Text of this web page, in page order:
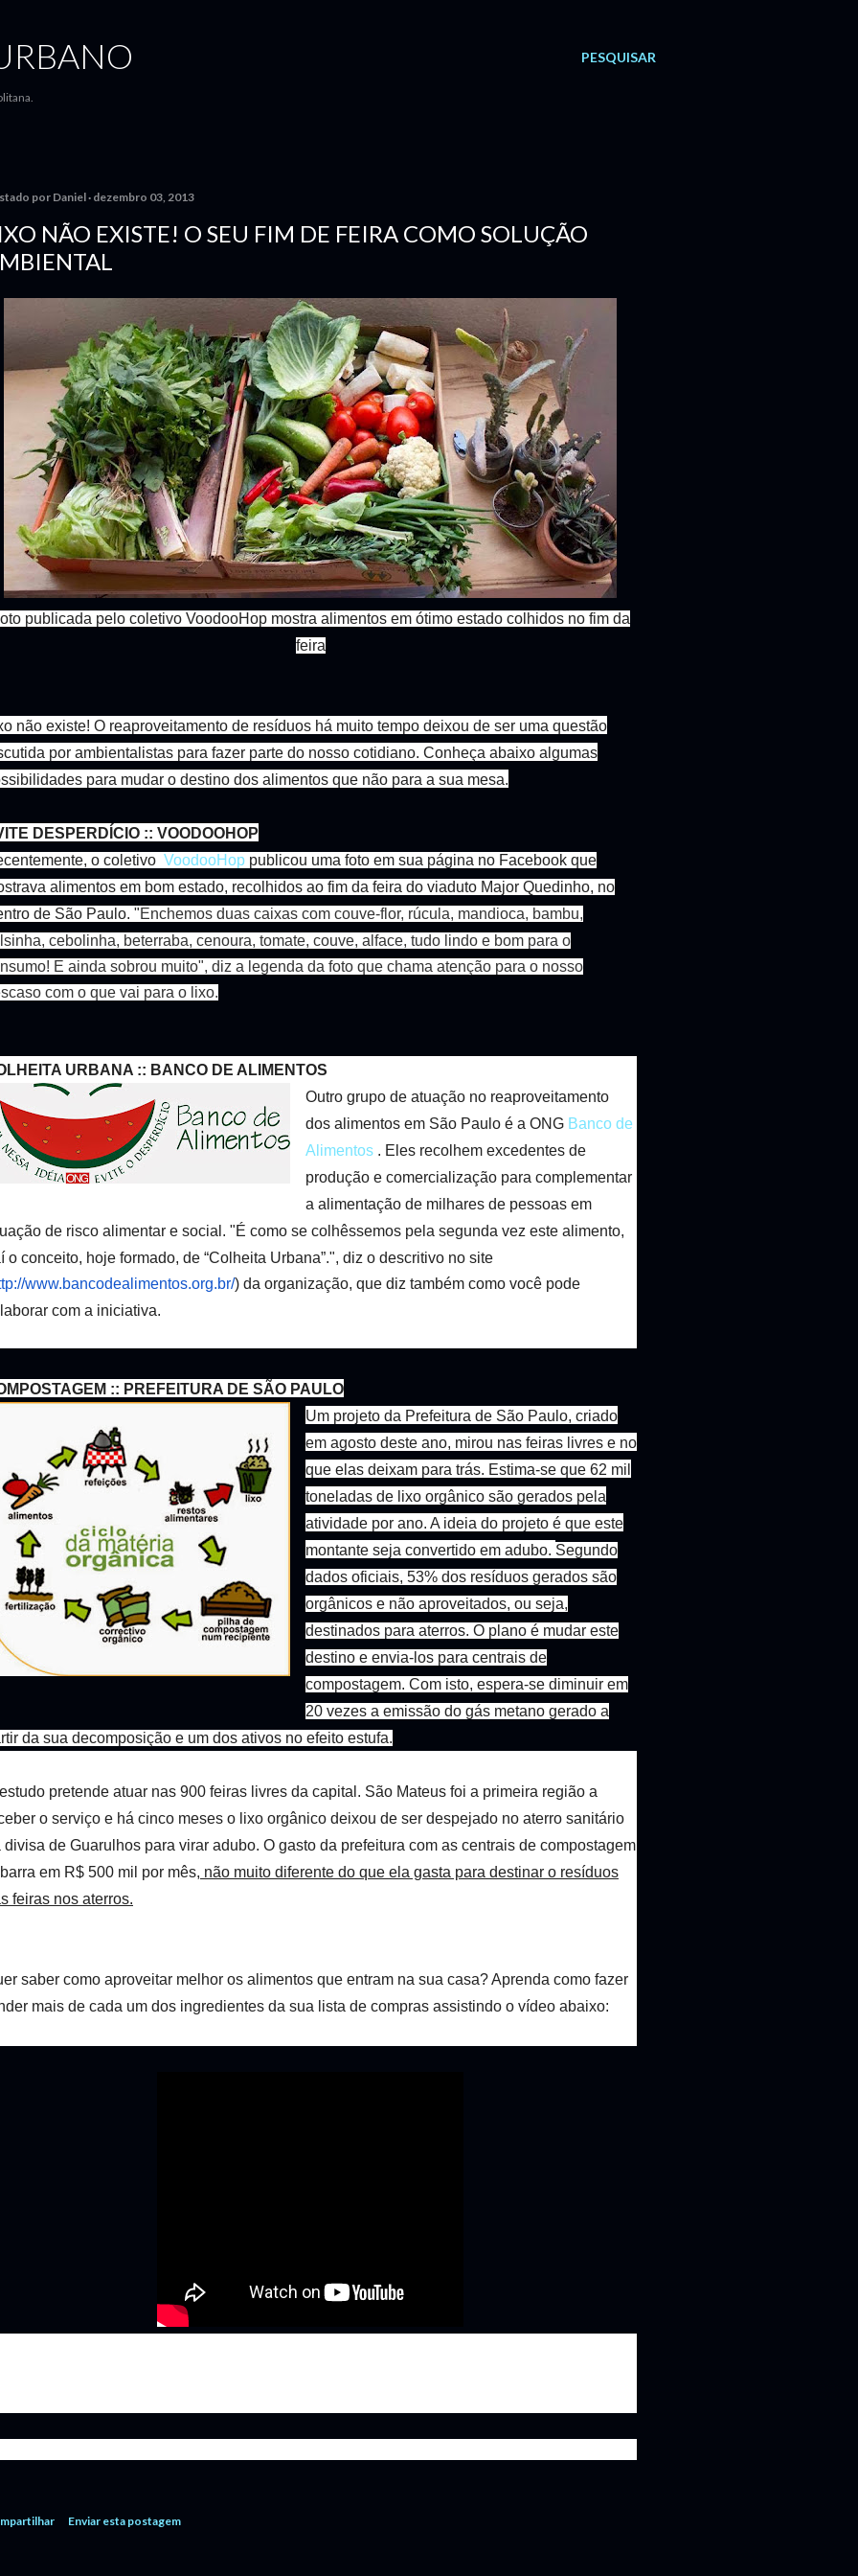
PESQUISAR
por Daniel dezembro 03, 2013
NÃO EXISTE! O SEU FIM DE FEIRA COMO SOLUÇÃO
publicada pelo coletivo VoodooHop mostra alimentos em ótimo estado colhidos no fim da
feira
não existe! O reaproveitamento de resíduos há muito tempo deixou de ser uma questão
por ambientalistas para fazer parte do nosso cotidiano. Conheça abaixo algumas
para mudar o destino dos alimentos que não para a sua mesa.
DESPERDÍCIO :: VOODOOHOP
o coletivo VoodooHop publicou uma foto em sua página no Facebook que
alimentos em bom estado, recolhidos ao fim da feira do viaduto Major Quedinho, no
de São Paulo. "Enchemos duas caixas com couve-flor, rúcula, mandioca, bambu,
cebolinha, beterraba, cenoura, tomate, couve, alface, tudo lindo e bom para o
E ainda sobrou muito", diz a legenda da foto que chama atenção para o nosso
com o que vai para o lixo.
URBANA :: BANCO DE ALIMENTOS
Outro grupo de atuação no reaproveitamento
dos alimentos em São Paulo é a ONG Banco de
Alimentos . Eles recolhem excedentes de
produção e comercialização para complementar
a alimentação de milhares de pessoas em
de risco alimentar e social. "É como se colhêssemos pela segunda vez este alimento,
o conceito, hoje formado, de “Colheita Urbana”.", diz o descritivo no site
www.bancodealimentos.org.br/) da organização, que diz também como você pode
com a iniciativa.
:: PREFEITURA DE SÃO PAULO
Um projeto da Prefeitura de São Paulo, criado
em agosto deste ano, mirou nas feiras livres e no
que elas deixam para trás. Estima-se que 62 mil
toneladas de lixo orgânico são gerados pela
atividade por ano. A ideia do projeto é que este
montante seja convertido em adubo. Segundo
dados oficiais, 53% dos resíduos gerados são
orgânicos e não aproveitados, ou seja,
destinados para aterros. O plano é mudar este
destino e envia-los para centrais de
compostagem. Com isto, espera-se diminuir em
20 vezes a emissão do gás metano gerado a
da sua decomposição e um dos ativos no efeito estufa.
pretende atuar nas 900 feiras livres da capital. São Mateus foi a primeira região a
o serviço e há cinco meses o lixo orgânico deixou de ser despejado no aterro sanitário
divisa de Guarulhos para virar adubo. O gasto da prefeitura com as centrais de compostagem
em R$ 500 mil por mês, não muito diferente do que ela gasta para destinar o resíduos
feiras nos aterros.
saber como aproveitar melhor os alimentos que entram na sua casa? Aprenda como fazer
mais de cada um dos ingredientes da sua lista de compras assistindo o vídeo abaixo:
Enviar esta postagem